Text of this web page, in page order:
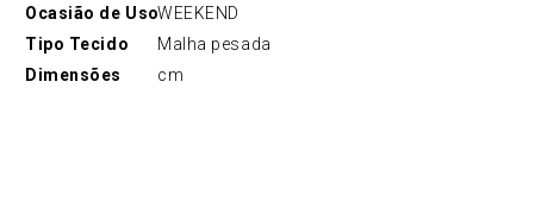
Ocasião de UsoWEEKEND
Tipo Tecido
Malha pesada
Dimensões
cm